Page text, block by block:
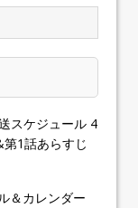
スケジュール 4
1話あらすじ
＆カレンダー